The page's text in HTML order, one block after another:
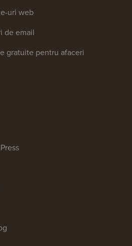
SEO
uri web
email
gratuite pentru afaceri